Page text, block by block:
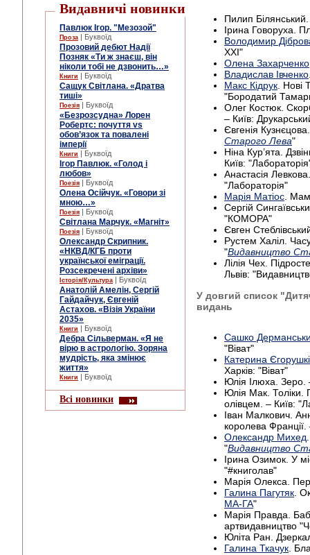
Видавничі новинки
Павлюк Ігор. "Мезозой"
Проза | Буквоїд
Прозовий дебют Надії
Позняк «Ти ж знаєш, він
ніколи тобі не дзвонить…»
Книги | Буквоїд
Сащук Світлана. «Дратва
тиші»
Поезія | Буквоїд
«Безрозсудна» Лорен
Робертс: почуття vs
обов’язок та повалені
імперії
Книги | Буквоїд
Ігор Павлюк. «Голод і
любов»
Поезія | Буквоїд
Олена Осійчук. «Говори зі
мною…»
Поезія | Буквоїд
Світлана Марчук. «Магніт»
Поезія | Буквоїд
Олександр Скрипник.
«НКВД/КГБ проти
української еміграції.
Розсекречені архіви»
Історія/Культура | Буквоїд
Анатолій Амелін, Сергій
Гайдайчук, Євгеній
Астахов. «Візія України
2035»
Книги | Буквоїд
Дебра Сільверман. «Я не
вірю в астрологію. Зоряна
мудрість, яка змінює
життя»
Книги | Буквоїд
Всі новинки
Пилип
Ірина Говоруха.
Володимир
XXI"
Олена Захарченко
Владислав Івченко
Макс Кідрук. Нові
"Бородатий
Олег Костюк.
– Київ:
Євгенія
Старого Лева"
Ніна Кур’ята.
Київ:
Анастасія
"Лабораторія"
Марія Матіос.
Сергій
"КОМОРА"
Євген
Рустем Халіл.
"Видавництво
Лілія Чех.
Львів:
У довгий список
видань
Сашко
"Віват"
Катерина
Харків: "Віват"
Юлія Ілюха. Зеро.
Юлія Мак. Толіки.
олівцем. – Київ:
Іван Малкович.
королева Франції.
Олександр Михед
"Видавництво
Ірина Озимок. У
"#книголав"
Марія Олекса.
Галина Пагутяк .
МА-ГА"
Марія Правда.
артвидавництво
Юліта Ран.
Галина Ткачук .